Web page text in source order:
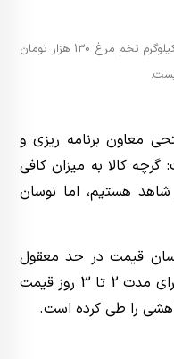
معاون وزیر جهاد کشاورزی گفت: قیمت هر کیلوگرم تخم مرغ 130 هزار تومان
معاون برنامه ریزی و
کالا به میزان کافی
شاهد هستیم، اما نوسان
قیمت در حد معقول
است، افزود: در خصوص تخم مرغ برای مدت 2 تا 3 روز قیمت
کاهشی را طی کرده است.